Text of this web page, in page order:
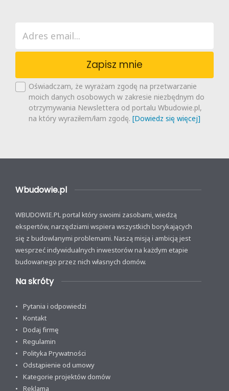
Zapisz mnie
Oświadczam, że wyrażam zgodę na przetwarzanie
moich danych osobowych w zakresie niezbędnym do
otrzymywania Newslettera od portalu Wbudowie.pl,
na który wyraziłem/łam zgodę. [Dowiedz się więcej]
Wbudowie.pl
WBUDOWIE.PL portal który swoimi zasobami, wiedzą
ekspertów, narzędziami wspiera wszystkich borykających
się z budowlanymi problemami. Naszą misją i ambicją jest
wesprzeć indywidualnych inwestorów na każdym etapie
budowanego przez nich własnych domów.
Na skróty
Pytania i odpowiedzi
Kontakt
Dodaj firmę
Regulamin
Polityka Prywatności
Odstąpienie od umowy
Kategorie projektów domów
Reklama